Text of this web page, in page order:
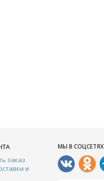
заказ
и
МЫ В СОЦСЕТЯХ